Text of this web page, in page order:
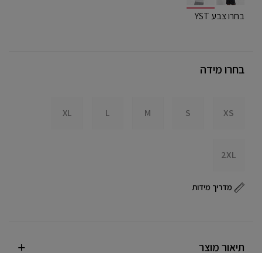
selected בחרו צבע YST
בחרו מידה
XS
S
M
L
XL
2XL
מדריך מידות
תיאור מוצר